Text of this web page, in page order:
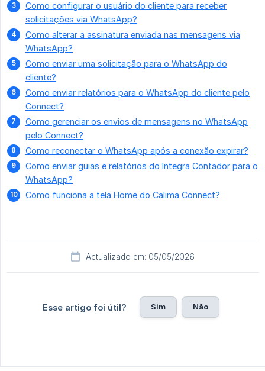
Como configurar o usuário do cliente para receber
solicitações via WhatsApp?
Como alterar a assinatura enviada nas mensagens via
WhatsApp?
Como enviar uma solicitação para o WhatsApp do
cliente?
Como enviar relatórios para o WhatsApp do cliente pelo
Connect?
Como gerenciar os envios de mensagens no WhatsApp
pelo Connect?
Como reconectar o WhatsApp após a conexão expirar?
Como enviar guias e relatórios do Integra Contador para o
WhatsApp?
Como funciona a tela Home do Calima Connect?
Actualizado em: 05/05/2026
Esse artigo foi útil? Sim Não